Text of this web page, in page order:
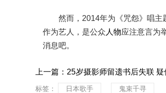
然而，2014年为《咒怨》唱
作为艺人，是公众 人物应注意言为
消息吧。
上一篇： 25岁摄影师留遗书后失联
标签： 日本歌手 鬼束千寻